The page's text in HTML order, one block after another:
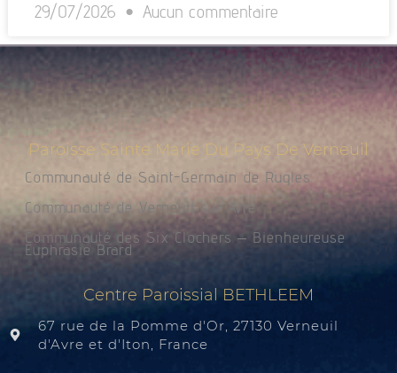
29/07/2026 Aucun commentaire
Paroisse Sainte Marie Du Pays De Verneuil
Communauté de Saint-Germain de Rugles
Communauté de Verneuil sur Avre
Communauté des Six Clochers – Bienheureuse
Euphrasie Brard
Centre Paroissial BETHLEEM
67 rue de la Pomme d'Or, 27130 Verneuil
d'Avre et d'Iton, France